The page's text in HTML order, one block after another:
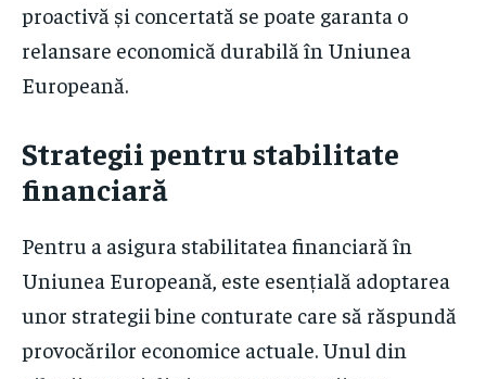
proactivă și concertată se poate garanta o
relansare economică durabilă în Uniunea
Europeană.
Strategii pentru stabilitate
financiară
Pentru a asigura stabilitatea financiară în
Uniunea Europeană, este esențială adoptarea
unor strategii bine conturate care să răspundă
provocărilor economice actuale. Unul din